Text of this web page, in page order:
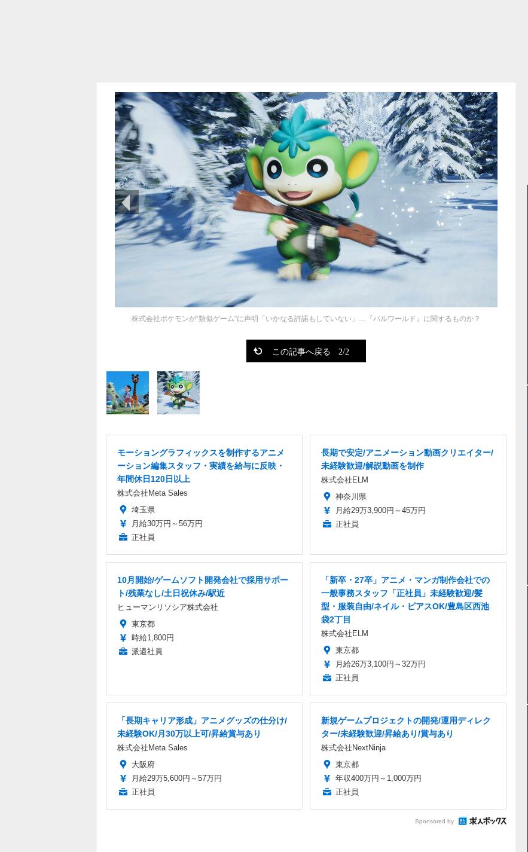
株式会社ポケモンが“類似ゲーム”に声明「いかなる許諾もしていない」…『パルワールド』に関するものか？
この記事へ戻る 2/2
モーショングラフィックスを制作するアニメ
ーション編集スタッフ・実績を給与に反映・
年間休日120日以上
株式会社Meta Sales
埼玉県
月給30万円～56万円
正社員
長期で安定/アニメーション動画クリエイター/
未経験歓迎/解説動画を制作
株式会社ELM
神奈川県
月給29万3,900円～45万円
正社員
10月開始/ゲームソフト開発会社で採用サポー
ト/残業なし/土日祝休み/駅近
ヒューマンリソシア株式会社
東京都
時給1,800円
派遣社員
「新卒・27卒」アニメ・マンガ制作会社での
一般事務スタッフ「正社員」未経験歓迎/髪
型・服装自由/ネイル・ピアスOK/豊島区西池
袋2丁目
株式会社ELM
東京都
月給26万3,100円～32万円
正社員
「長期キャリア形成」アニメグッズの仕分け/
未経験OK/月30万以上可/昇給賞与あり
株式会社Meta Sales
大阪府
月給29万5,600円～57万円
正社員
新規ゲームプロジェクトの開発/運用ディレク
ター/未経験歓迎/昇給あり/賞与あり
株式会社NextNinja
東京都
年収400万円～1,000万円
正社員
Sponsored by